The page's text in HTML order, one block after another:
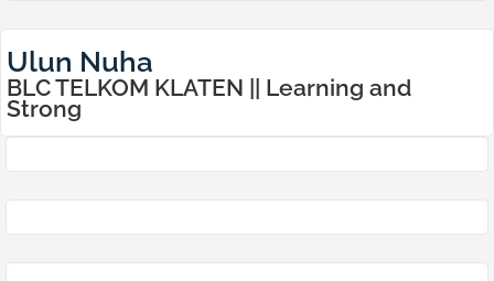
Ulun Nuha
BLC TELKOM KLATEN || Learning and
Strong